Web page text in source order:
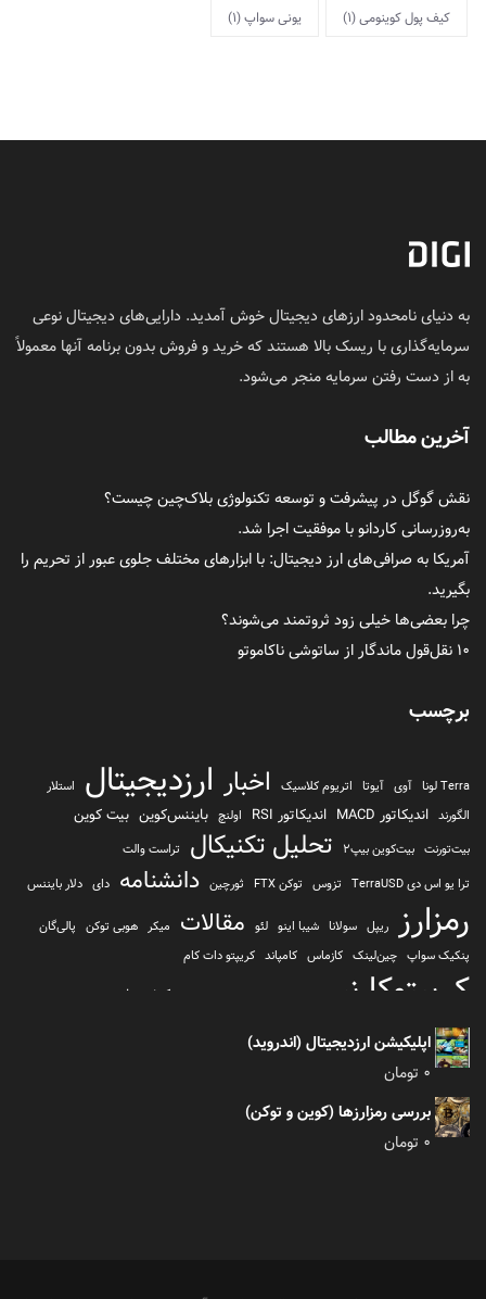
کیف پول کوینومی(1) یونی سواپ(1)
به دنیای نامحدود ارزهای دیجیتال خوش آمدید. دارایی‌های دیجیتال نوعی
سرمایه‌گذاری با ریسک بالا هستند که خرید و فروش بدون برنامه آنها معمولاً
به از دست رفتن سرمایه منجر می‌شود.
آخرین مطالب
نقش گوگل در پیشرفت و توسعه تکنولوژی بلاک‌چین چیست؟
به‌روزرسانی کاردانو با موفقیت اجرا شد.
آمریکا به صرافی‌های ارز دیجیتال: با ابزارهای مختلف جلوی عبور از تحریم را
بگیرید.
چرا بعضی‌ها خیلی زود ثروتمند می‌شوند؟
۱۰ نقل‌قول ماندگار از ساتوشی ناکاموتو
برچسب
Terra لونا آوی آیوتا اتریوم کلاسیک اخبار ارزدیجیتال
استلار
الگورند اندیکاتور MACD اندیکاتور RSI اولنچ بایننس‌کوین بیت کوین
بیت‌تورنت بیت‌کوین بیپ2 تحلیل تکنیکال
تراست والت
ترا یو اس دی TerraUSD
تزوس توکن FTX ثورچین دانشنامه دای دلار بایننس
رمزارز ریپل سولانا شیبا اینو لئو مقالات میکر هوبی توکن پالی‌گان
پنکیک سواپ چین‌لینک کازماس کامپاند کریپتو دات کام
کریپتوکارنسی کیف پول
کیف پول تراست والت
اپلیکیشن ارزدیجیتال (اندروید)
0 تومان
بررسی رمزارزها (کوین و توکن)
0 تومان